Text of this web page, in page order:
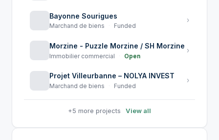
Bayonne Sourigues
Marchand de biens Funded
›
Morzine - Puzzle Morzine / SH Morzine
Immobilier commercial Open
›
Projet Villeurbanne – NOLYA INVEST
Marchand de biens Funded
›
+5 more projects View all